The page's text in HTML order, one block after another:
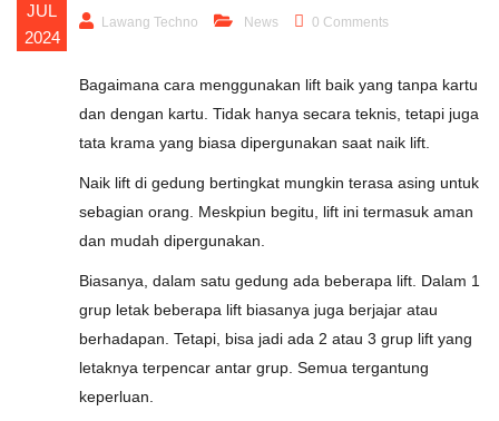
JUL
2024
Lawang Techno News 0 Comments
Bagaimana cara menggunakan lift baik yang tanpa kartu
dan dengan kartu. Tidak hanya secara teknis, tetapi juga
tata krama yang biasa dipergunakan saat naik lift.
Naik lift di gedung bertingkat mungkin terasa asing untuk
sebagian orang. Meskpiun begitu, lift ini termasuk aman
dan mudah dipergunakan.
Biasanya, dalam satu gedung ada beberapa lift. Dalam 1
grup letak beberapa lift biasanya juga berjajar atau
berhadapan. Tetapi, bisa jadi ada 2 atau 3 grup lift yang
letaknya terpencar antar grup. Semua tergantung
keperluan.